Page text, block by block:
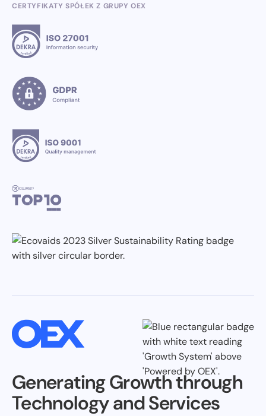
CERTYFIKATY SPÓŁEK Z GRUPY OEX
Generating Growth through
Technology and Services